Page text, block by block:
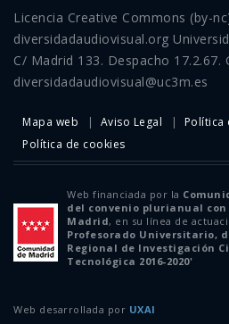
Licencia Creative Commons (by-
diversidadaudiovisual.org
C/ Madrid 133. Despacho 17.2.67.
diversidadaudiovisual@uc3m.es
Mapa web Aviso Legal
Política
Política de cookies
Web financiada por la
del convenio plurianual
Madrid, en su línea de
Profesorado Universitario,
Regional de Investigación
Tecnológica 2016-2020'
Web desarrollada por UXAI